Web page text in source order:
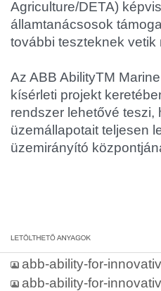
Agriculture/DETA)
államtanácsosok
további teszteknek vetik
Az ABB AbilityTM
kísérleti projekt
rendszer lehetővé teszi,
üzemállapotait teljesen
üzemirányító
abb-ability-for-
abb-ability-for-